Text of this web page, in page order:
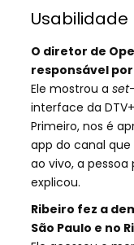
O diretor de
responsável
Ele mostrou a
interface da
Primeiro, nos é
app do canal
ao vivo, a
explicou.
Ribeiro fez a
São Paulo e no